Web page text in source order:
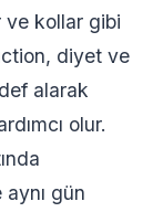
ve kollar gibi
diyet ve
alarak
olur.
gün